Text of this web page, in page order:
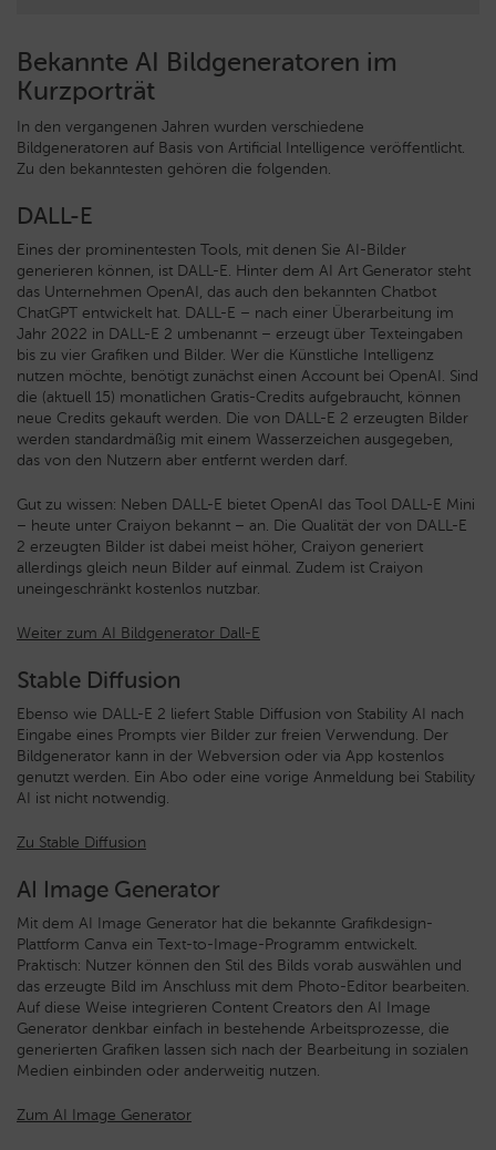
Bekannte AI Bildgeneratoren im
Kurzporträt
In den vergangenen Jahren wurden verschiedene
Bildgeneratoren auf Basis von Artificial Intelligence veröffentlicht.
Zu den bekanntesten gehören die folgenden.
DALL-E
Eines der prominentesten Tools, mit denen Sie AI-Bilder
generieren können, ist DALL-E. Hinter dem AI Art Generator steht
das Unternehmen OpenAI, das auch den bekannten Chatbot
ChatGPT entwickelt hat. DALL-E – nach einer Überarbeitung im
Jahr 2022 in DALL-E 2 umbenannt – erzeugt über Texteingaben
bis zu vier Grafiken und Bilder. Wer die Künstliche Intelligenz
nutzen möchte, benötigt zunächst einen Account bei OpenAI. Sind
die (aktuell 15) monatlichen Gratis-Credits aufgebraucht, können
neue Credits gekauft werden. Die von DALL-E 2 erzeugten Bilder
werden standardmäßig mit einem Wasserzeichen ausgegeben,
das von den Nutzern aber entfernt werden darf.
Gut zu wissen: Neben DALL-E bietet OpenAI das Tool DALL-E Mini
– heute unter Craiyon bekannt – an. Die Qualität der von DALL-E
2 erzeugten Bilder ist dabei meist höher, Craiyon generiert
allerdings gleich neun Bilder auf einmal. Zudem ist Craiyon
uneingeschränkt kostenlos nutzbar.
Weiter zum AI Bildgenerator Dall-E
Stable Diffusion
Ebenso wie DALL-E 2 liefert Stable Diffusion von Stability AI nach
Eingabe eines Prompts vier Bilder zur freien Verwendung. Der
Bildgenerator kann in der Webversion oder via App kostenlos
genutzt werden. Ein Abo oder eine vorige Anmeldung bei Stability
AI ist nicht notwendig.
Zu Stable Diffusion
AI Image Generator
Mit dem AI Image Generator hat die bekannte Grafikdesign-
Plattform Canva ein Text-to-Image-Programm entwickelt.
Praktisch: Nutzer können den Stil des Bilds vorab auswählen und
das erzeugte Bild im Anschluss mit dem Photo-Editor bearbeiten.
Auf diese Weise integrieren Content Creators den AI Image
Generator denkbar einfach in bestehende Arbeitsprozesse, die
generierten Grafiken lassen sich nach der Bearbeitung in sozialen
Medien einbinden oder anderweitig nutzen.
Zum AI Image Generator